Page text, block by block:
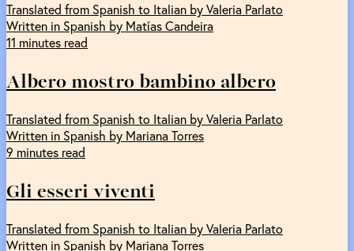
Translated from Spanish to Italian by Valeria Parlato
Written in Spanish by Matías Candeira
11 minutes read
Albero mostro bambino albero
Translated from Spanish to Italian by Valeria Parlato
Written in Spanish by Mariana Torres
9 minutes read
Gli esseri viventi
Translated from Spanish to Italian by Valeria Parlato
Written in Spanish by Mariana Torres